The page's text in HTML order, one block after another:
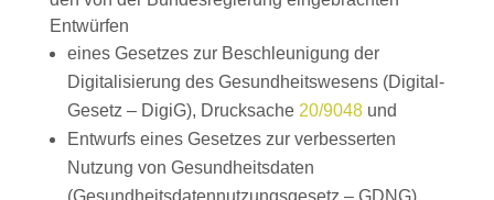
Entwürfen
eines Gesetzes zur Beschleunigung der
Digitalisierung des Gesundheitswesens (Digital-
Gesetz – DigiG), Drucksache 20/9048und
Entwurfs eines Gesetzes zur verbesserten
Nutzung von Gesundheitsdaten
(Gesundheitsdatennutzungsgesetz – GDNG),